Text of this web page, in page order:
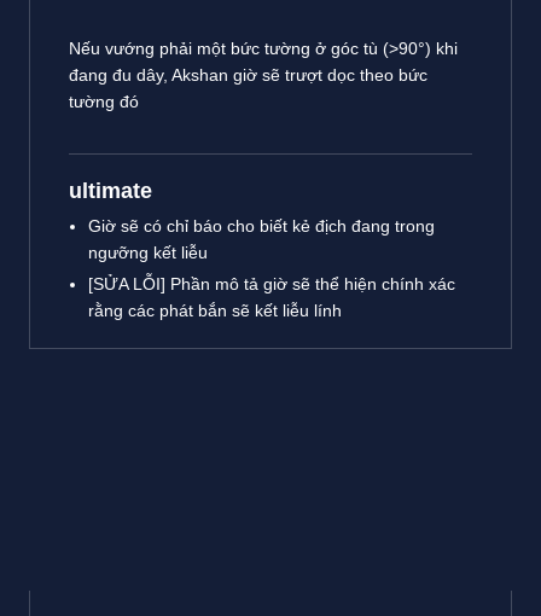
Nếu vướng phải một bức tường ở góc tù (>90°) khi
đang đu dây, Akshan giờ sẽ trượt dọc theo bức
tường đó
ultimate
Giờ sẽ có chỉ báo cho biết kẻ địch đang trong
ngưỡng kết liễu
[SỬA LỖI] Phần mô tả giờ sẽ thể hiện chính xác
rằng các phát bắn sẽ kết liễu lính